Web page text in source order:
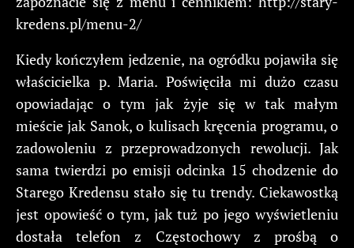
kredens.pl/menu-2/
Kiedy kończyłem jedzenie, na ogródku pojawiła się
właścicielka p. Maria. Poświęciła mi dużo czasu
opowiadając o tym jak żyje się w tak małym
mieście jak Sanok, o kulisach kręcenia programu, o
zadowoleniu z przeprowadzonych rewolucji. Jak
sama twierdzi po emisji odcinka 15 chodzenie do
Starego Kredensu stało się tu trendy. Ciekawostką
jest opowieść o tym, jak tuż po jego wyświetleniu
dostała telefon z Częstochowy z prośbą o